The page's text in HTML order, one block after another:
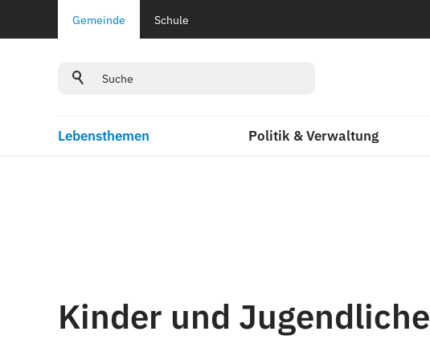
Gemeinde Schule
Lebensthemen Politik & Verwaltung
Kinder und Jugendliche